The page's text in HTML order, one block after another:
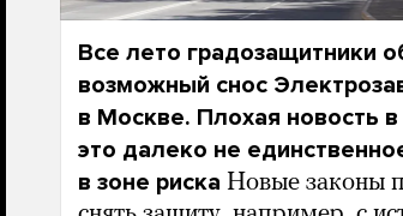
Все лето градозащитники
возможный снос
в Москве. Плохая новость
это далеко не
в зоне риска Новые законы